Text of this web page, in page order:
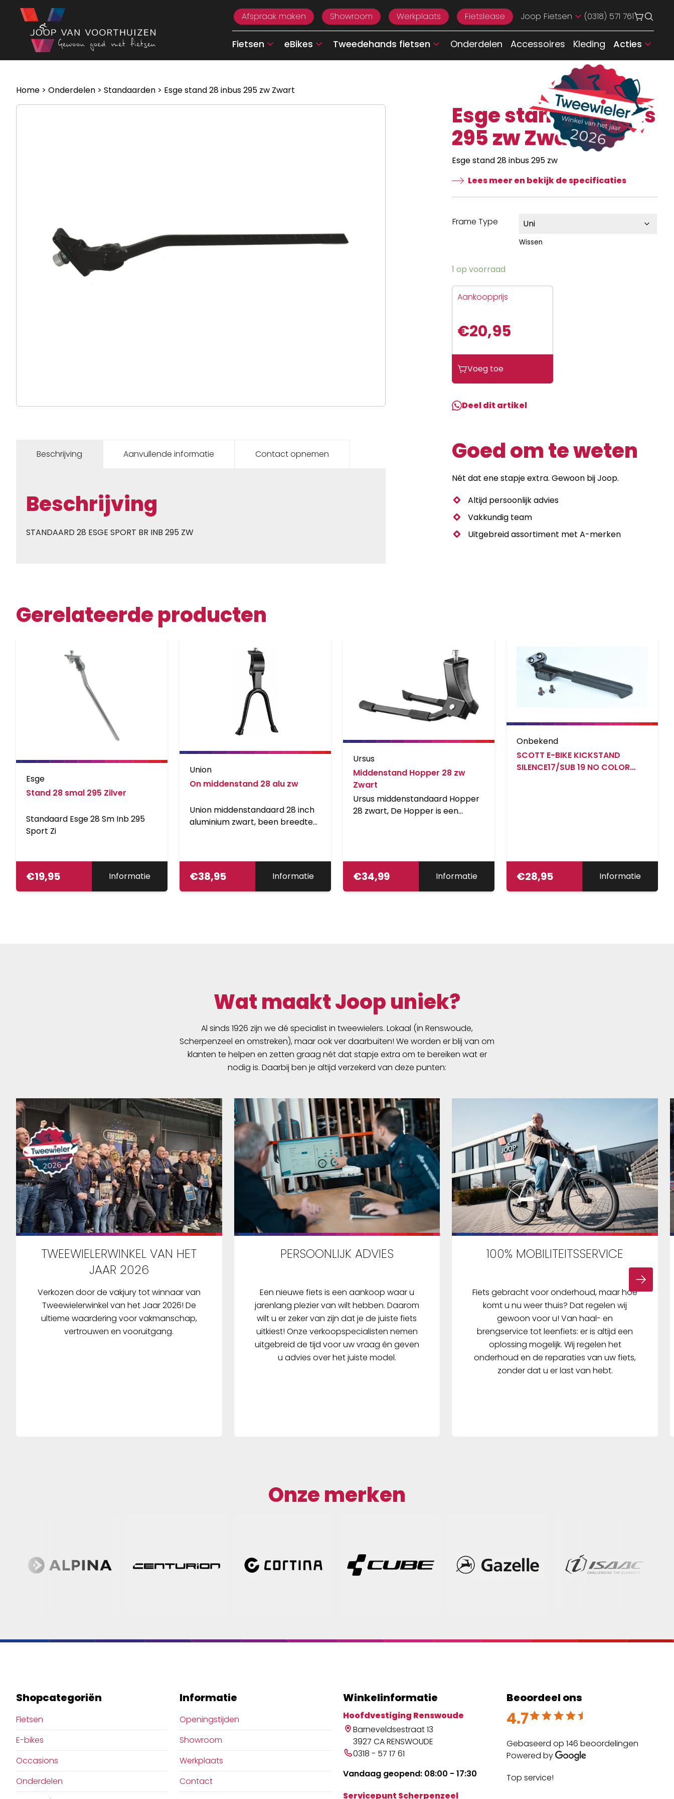
Ga naar de inhoud
Afspraak maken
Showroom Werkplaats Fietslease Joop Fietsen (0318) 571 761
Fietsen eBikes Tweedehands fietsen Onderdelen Accessoires Kleding Acties
Home > Onderdelen > Standaarden > Esge stand 28 inbus 295 zw Zwart
Esge stand 28 inbus
295 zw Zwart
Esge stand 28 inbus 295 zw
Lees meer en bekijk de specificaties
Frame Type
Wissen
1 op voorraad
Aankoopprijs
€20,95
Voeg toe
Deel dit artikel
Beschrijving Aanvullende informatie Contact opnemen
Beschrijving
STANDAARD 28 ESGE SPORT BR INB 295 ZW
Goed om te weten
Nét dat ene stapje extra. Gewoon bij Joop.
Altijd persoonlijk advies
Vakkundig team
Uitgebreid assortiment met A-merken
Gerelateerde producten
Esge
Stand 28 smal 295 Zilver
Standaard Esge 28 Sm Inb 295
Sport Zi
€19,95 Informatie
Union
On middenstand 28 alu zw
Union middenstandaard 28 inch
aluminium zwart, been breedte
€38,95 Informatie
Ursus
Middenstand Hopper 28 zw
Zwart
Ursus middenstandaard Hopper
28 zwart, De Hopper is een
Jumbo en is ontworpen om
perfect te passen op
moederfietsen, transportfietsen
en e-bikes. De Hopper is
€34,99 Informatie
Onbekend
SCOTT E-BIKE KICKSTAND
SILENCE17/SUB 19 NO COLOR
€28,95 Informatie
Wat maakt Joop uniek?
Al sinds 1926 zijn we dé specialist in tweewielers. Lokaal (in Renswoude,
Scherpenzeel en omstreken), maar ook ver daarbuiten! We worden er blij van om
klanten te helpen en zetten graag nét dat stapje extra om te bereiken wat er
nodig is. Daarbij ben je altijd verzekerd van deze punten:
TWEEWIELERWINKEL VAN HET
JAAR 2026
Verkozen door de vakjury tot winnaar van
Tweewielerwinkel van het Jaar 2026! De
ultieme waardering voor vakmanschap,
vertrouwen en vooruitgang.
PERSOONLIJK ADVIES
Een nieuwe fiets is een aankoop waar u
jarenlang plezier van wilt hebben. Daarom
wilt u er zeker van zijn dat je de juiste fiets
uitkiest! Onze verkoopspecialisten nemen
uitgebreid de tijd voor uw vraag én geven
u advies over het juiste model.
100% MOBILITEITSSERVICE
Fiets gebracht voor onderhoud, maar hoe
komt u nu weer thuis? Dat regelen wij
gewoon voor u! Van haal- en
brengservice tot leenfiets: er is altijd een
oplossing mogelijk. Wij regelen het
onderhoud en de reparaties van uw fiets,
zonder dat u er last van hebt.
Onze merken
Shopcategoriën
Fietsen
E-bikes
Occasions
Onderdelen
Informatie
Openingstijden
Showroom
Werkplaats
Contact
Winkelinformatie
Hoofdvestiging Renswoude
Barneveldsestraat 13
3927 CA RENSWOUDE
0318 - 57 17 61
Vandaag geopend: 08:00 - 17:30
Servicepunt Scherpenzeel
Beoordeel ons
4.7
Beoordeeld met 4.7 uit 5
Gebaseerd op 146 beoordelingen
Powered by
Top service!